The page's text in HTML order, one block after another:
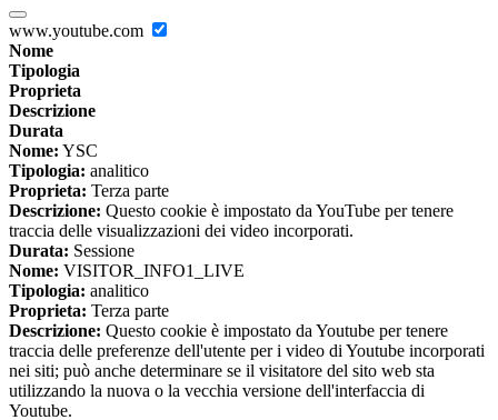
www.youtube.com
Nome
Tipologia
Proprieta
Descrizione
Durata
Nome: YSC
Tipologia: analitico
Proprieta: Terza parte
Descrizione: Questo cookie è impostato da YouTube per tenere
traccia delle visualizzazioni dei video incorporati.
Durata: Sessione
Nome: VISITOR_INFO1_LIVE
Tipologia: analitico
Proprieta: Terza parte
Descrizione: Questo cookie è impostato da Youtube per tenere
traccia delle preferenze dell'utente per i video di Youtube incorporati
nei siti; può anche determinare se il visitatore del sito web sta
utilizzando la nuova o la vecchia versione dell'interfaccia di
Youtube.